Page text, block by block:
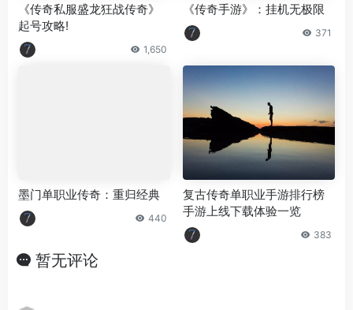
《传奇私服盛龙狂战传奇》
起号攻略!
1,650
《传奇手游》：挂机无极限
371
墨门单职业传奇：重归经典
440
复古传奇单职业手游排行榜
手游上线下载体验一览
383
暂无评论